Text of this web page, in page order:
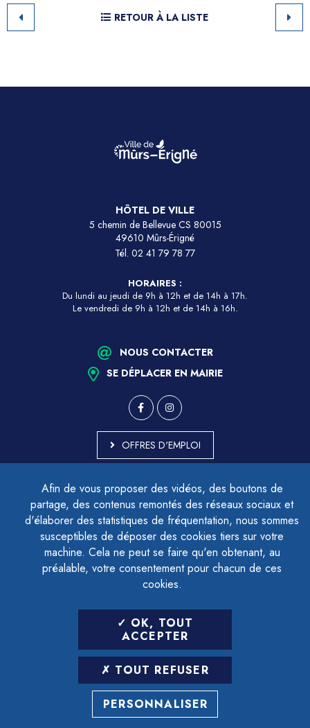
Afin de vous proposer des vidéos, des boutons de
partage, des contenus remontés des réseaux sociaux et
d'élaborer des statistiques de fréquentation, nous sommes
susceptibles de déposer des cookies tiers sur votre
machine. Cela ne peut se faire qu'en obtenant, au
préalable, votre consentement pour chacun de ces
cookies.
OK, TOUT
ACCEPTER
TOUT REFUSER
PERSONNALISER
RETOUR À LA LISTE
HÔTEL DE VILLE
5 chemin de Bellevue CS 80015
49610 Mûrs-Érigné
Tél. 02 41 79 78 77
HORAIRES :
Du lundi au jeudi de 9h à 12h et de 14h à 17h.
Le vendredi de 9h à 12h et de 14h à 16h.
NOUS CONTACTER
SE DÉPLACER EN MAIRIE
OFFRES D'EMPLOI
ACCESSIBILITÉ - PARTIELLEMENT CONFORME
PLAN DU SITE
MENTIONS LÉGALES
CONTACTER LE DÉLÉGUÉ À LA PROTECTION DES DONNÉES
GESTION DES COOKIES
LETTRE D'INFORMATION
SAISIR VOTRE ADRESSE E-MAIL
POUR VOUS INSCRIRE :
ARCHIVES DÉSINSCRIPTION